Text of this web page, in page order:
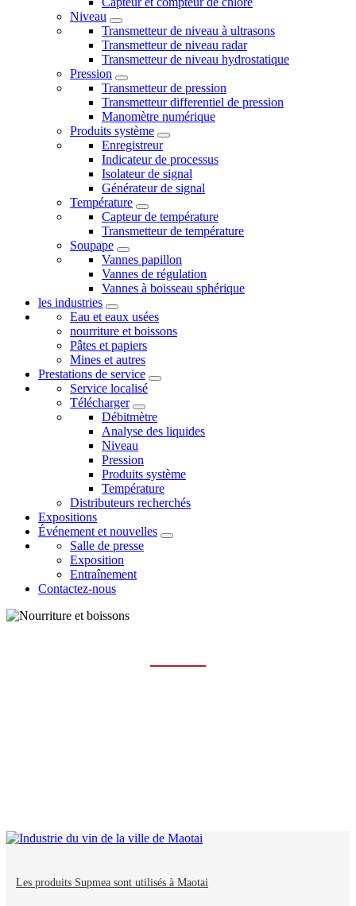
Niveau
Transmetteur de niveau à ultrasons
Transmetteur de niveau radar
Transmetteur de niveau hydrostatique
Pression
Transmetteur de pression
Transmetteur differentiel de pression
Manomètre numérique
Produits système
Enregistreur
Indicateur de processus
Isolateur de signal
Générateur de signal
Température
Capteur de température
Transmetteur de température
Soupape
Vannes papillon
Vannes de régulation
Vannes à boisseau sphérique
les industries
Eau et eaux usées
nourriture et boissons
Pâtes et papiers
Mines et autres
Prestations de service
Service localisé
Télécharger
Débitmètre
Analyse des liquides
Niveau
Pression
Produits système
Température
Distributeurs recherchés
Expositions
Événement et nouvelles
Salle de presse
Exposition
Entraînement
Contactez-nous
Les produits Supmea sont utilisés à Maotai